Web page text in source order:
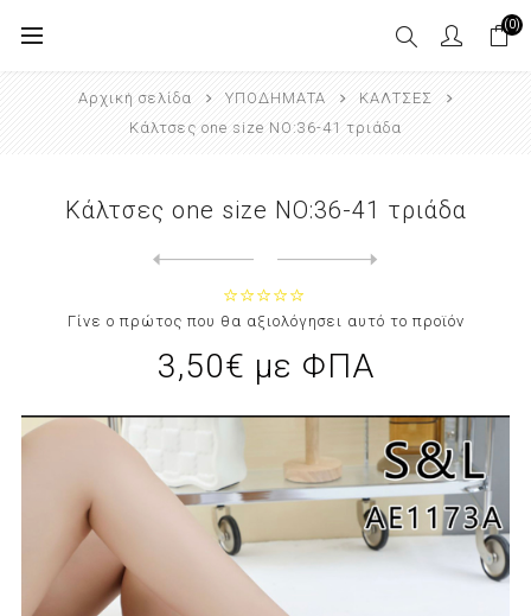
(0)
Αρχική σελίδα ΥΠΟΔΗΜΑΤΑ
ΚΑΛΤΣΕΣ
Κάλτσες one size NO:36-41 τριάδα
Κάλτσες one size NO:36-41 τριάδα
Γίνε ο πρώτος που θα αξιολόγησει αυτό το προϊόν
3,50€ με ΦΠΑ